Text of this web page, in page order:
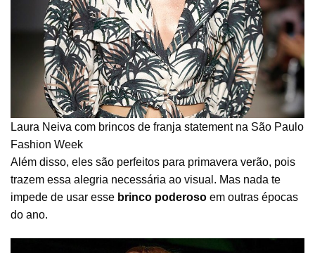
Laura Neiva com brincos de franja statement na São Paulo
Fashion Week
Além disso, eles são perfeitos para primavera verão, pois
trazem essa alegria necessária ao visual. Mas nada te
impede de usar esse brinco poderoso em outras épocas
do ano.